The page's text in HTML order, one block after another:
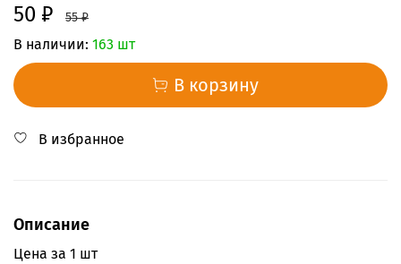
50 ₽ 55 ₽
В наличии: 163 шт
В корзину
В избранное
Описание
Цена за 1 шт